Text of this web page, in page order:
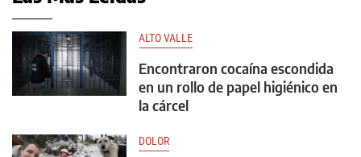
ALTO VALLE
Encontraron cocaína escondida
en un rollo de papel higiénico en
la cárcel
DOLOR